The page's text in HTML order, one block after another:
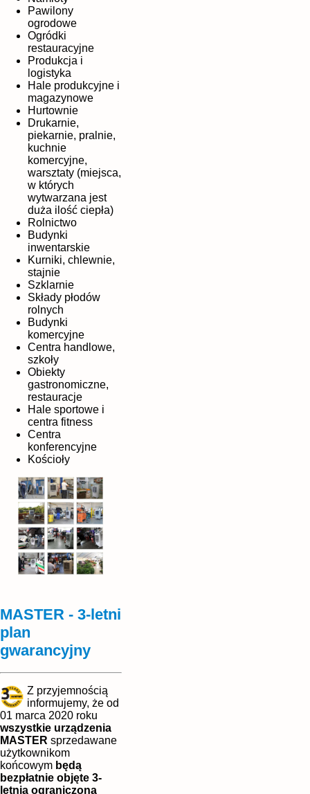
Pawilony
ogrodowe
Ogródki
restauracyjne
Produkcja i
logistyka
Hale produkcyjne i
magazynowe
Hurtownie
Drukarnie,
piekarnie, pralnie,
kuchnie
komercyjne,
warsztaty (miejsca,
w których
wytwarzana jest
duża ilość ciepła)
Rolnictwo
Budynki
inwentarskie
Kurniki, chlewnie,
stajnie
Szklarnie
Składy płodów
rolnych
Budynki
komercyjne
Centra handlowe,
szkoły
Obiekty
gastronomiczne,
restauracje
Hale sportowe i
centra fitness
Centra
konferencyjne
Kościoły
MASTER - 3-letni
plan
gwarancyjny
Z przyjemnością
informujemy, że od
01 marca 2020 roku
wszystkie urządzenia
MASTER sprzedawane
użytkownikom
końcowym będą
bezpłatnie objęte 3-
letnią ograniczoną